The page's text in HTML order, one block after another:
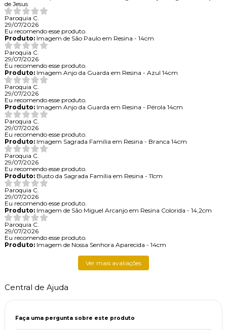
de Jesus
Paroquia C.
29/07/2026
Eu recomendo esse produto.
Produto:Imagem de São Paulo em Resina - 14cm
Paroquia C.
29/07/2026
Eu recomendo esse produto.
Produto:Imagem Anjo da Guarda em Resina - Azul 14cm
Paroquia C.
29/07/2026
Eu recomendo esse produto.
Produto:Imagem Anjo da Guarda em Resina - Pérola 14cm
Paroquia C.
29/07/2026
Eu recomendo esse produto.
Produto:Imagem Sagrada Família em Resina - Branca 14cm
Paroquia C.
29/07/2026
Eu recomendo esse produto.
Produto:Busto da Sagrada Família em Resina - 11cm
Paroquia C.
29/07/2026
Eu recomendo esse produto.
Produto:Imagem de São Miguel Arcanjo em Resina Colorida - 14,2cm
Paroquia C.
29/07/2026
Eu recomendo esse produto.
Produto:Imagem de Nossa Senhora Aparecida - 14cm
Ver mais avaliações
Central de Ajuda
Faça uma pergunta sobre este produto